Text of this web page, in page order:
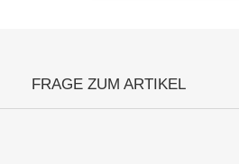
FRAGE ZUM ARTIKEL